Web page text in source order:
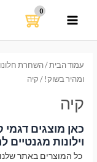
MAIN
עמוד הבית/השחרת
ומהיר בשוק! / קיה
קיה
כאן מוצגים דגמי
וילונות מגנטיים
כל המוצרים באתר